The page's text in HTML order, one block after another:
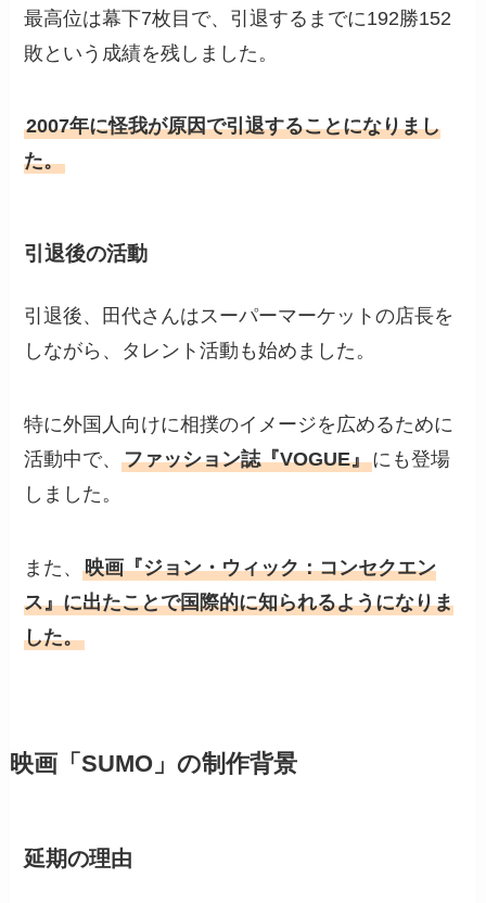
最高位は幕下7枚目で、引退するまでに192勝152
敗という成績を残しました。
2007年に怪我が原因で引退することになりまし
た。
引退後の活動
引退後、田代さんはスーパーマーケットの店長を
しながら、タレント活動も始めました。
特に外国人向けに相撲のイメージを広めるために
活動中で、ファッション誌『VOGUE』にも登場
しました。
また、映画『ジョン・ウィック：コンセクエン
ス』に出たことで国際的に知られるようになりま
した。
映画「SUMO」の制作背景
延期の理由